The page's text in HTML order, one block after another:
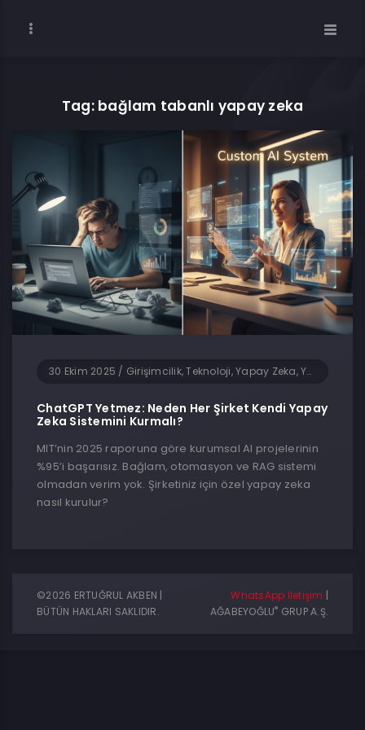
Tag: bağlam tabanlı yapay zeka
30 Ekim 2025 / Girişimcilik, Teknoloji, Yapay Zeka, Yazılım
ChatGPT Yetmez: Neden Her Şirket Kendi Yapay
Zeka Sistemini Kurmalı?
MIT’nin 2025 raporuna göre kurumsal AI projelerinin
%95’i başarısız. Bağlam, otomasyon ve RAG sistemi
olmadan verim yok. Şirketiniz için özel yapay zeka
nasıl kurulur?
©2026 ERTUĞRUL AKBEN |
BÜTÜN HAKLARI SAKLIDIR.
WhatsApp İletişim |
AĞABEYOĞLU® GRUP A.Ş.